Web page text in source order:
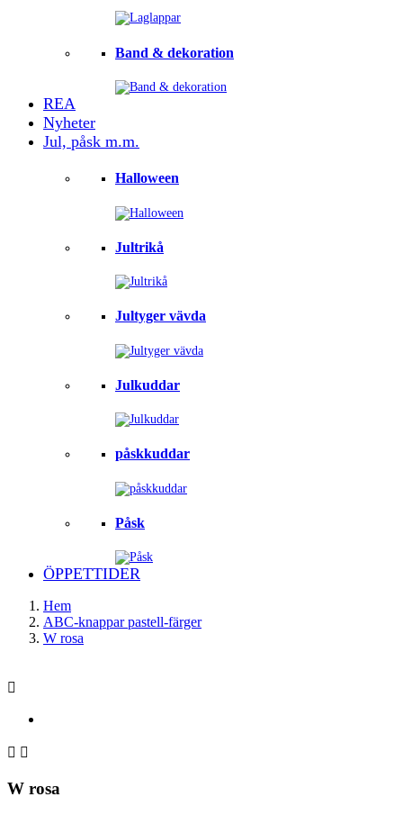
Band & dekoration
REA
Nyheter
Jul, påsk m.m.
Halloween
Jultrikå
Jultyger vävda
Julkuddar
påskkuddar
Påsk
ÖPPETTIDER
Hem
ABC-knappar pastell-färger
W rosa

 
W rosa